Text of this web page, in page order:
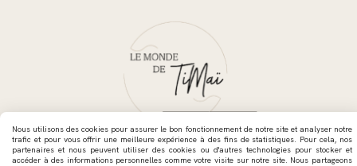
Nous utilisons des cookies pour assurer le bon fonctionnement de notre site et analyser notre
trafic et pour vous offrir une meilleure expérience à des fins de statistiques. Pour cela, nos
partenaires et nous peuvent utiliser des cookies ou d'autres technologies pour stocker et
accéder à des informations personnelles comme votre visite sur notre site. Nous partageons